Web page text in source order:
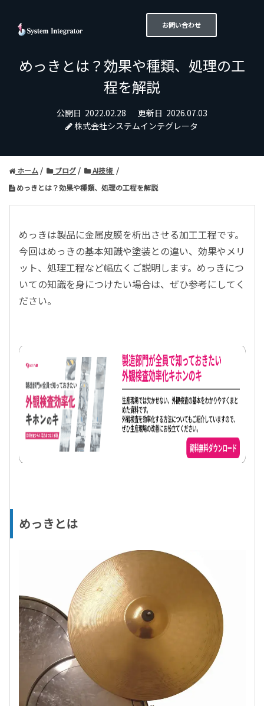
お問い合わせ
めっきとは？効果や種類、処理の工
程を解説
公開日 2022.02.28 更新日 2026.07.03
株式会社システムインテグレータ
ホーム ブログ
AI技術
めっきとは？効果や種類、処理の工程を解説
めっきは製品に金属皮膜を析出させる加工工程です。
今回はめっきの基本知識や塗装との違い、効果やメリ
ット、処理工程など幅広くご説明します。めっきにつ
いての知識を身につけたい場合は、ぜひ参考にしてく
ださい。
めっきとは